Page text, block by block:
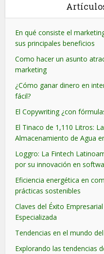
En qué consiste el
sus principales beneficios
Como hacer un asunto
marketing
¿Cómo ganar dinero en
fácil?
El Copywriting ¿con
El Tinaco de 1,110 Litros:
Almacenamiento de Agua
Loggro: La Fintech
por su innovación en
Eficiencia energética en
prácticas sostenibles
Claves del Éxito
Especializada
Tendencias en el mundo
Explorando las tendencias